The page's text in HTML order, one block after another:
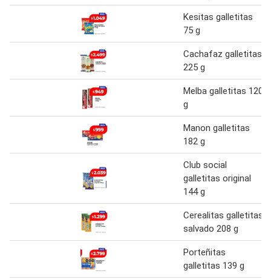
Kesitas galletitas
75 g
Cachafaz galletitas
225 g
Melba galletitas 120
g
Manon galletitas
182 g
Club social
galletitas original
144 g
Cerealitas galletitas
salvado 208 g
Porteñitas
galletitas 139 g